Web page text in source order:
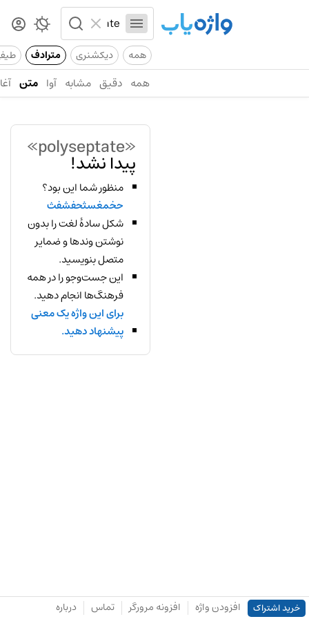
همه دیکشنری مترادف
همه دقیق مشابه آوا متن
«polyseptate»
پیدا نشد!
منظور شما این بود؟
حخمغسثحفشفث
شکل سادهٔ لغت را بدون
نوشتن وندها و ضمایر
متصل بنویسید.
این جست‌وجو را در همه
فرهنگ‌ها انجام دهید.
برای این واژه یک معنی
پیشنهاد دهید.
خرید اشتراک افزودن واژه افزونه مرورگر تماس درباره